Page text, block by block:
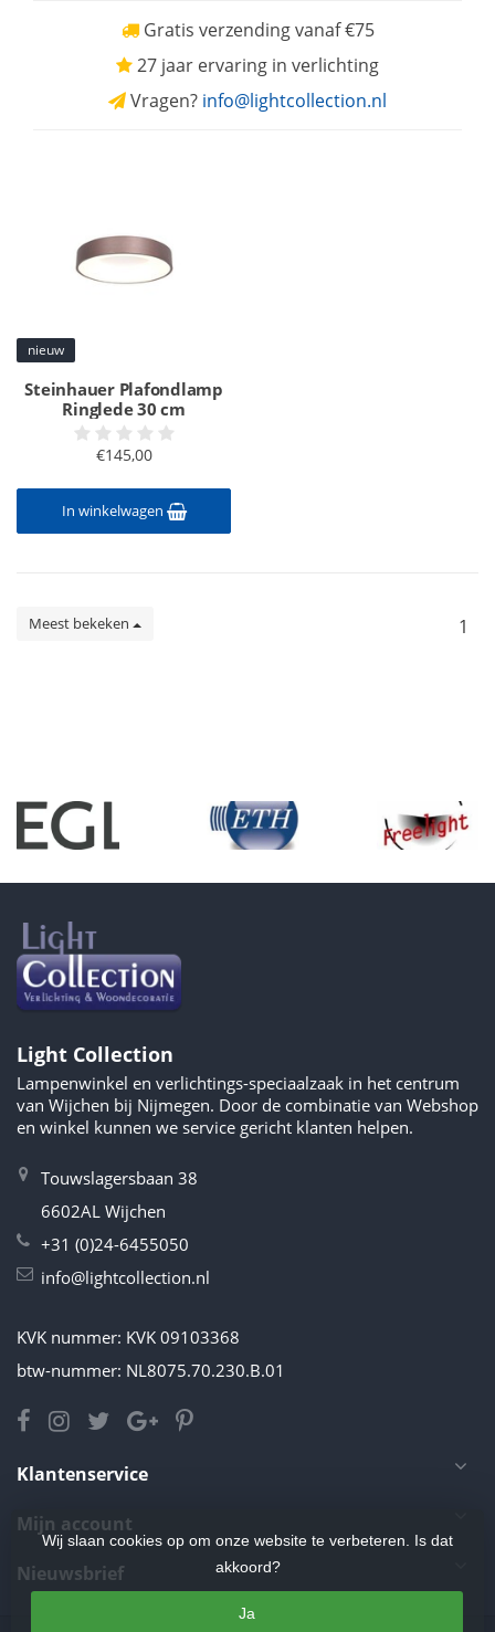
Gratis verzending vanaf €75
27 jaar ervaring in verlichting
Vragen? info@lightcollection.nl
nieuw
Steinhauer Plafondlamp
Ringlede 30 cm
€145,00
In winkelwagen
Meest bekeken 1
Light Collection
Lampenwinkel en verlichtings-speciaalzaak in het centrum
van Wijchen bij Nijmegen. Door de combinatie van Webshop
en winkel kunnen we service gericht klanten helpen.
Touwslagersbaan 38
6602AL Wijchen
+31 (0)24-6455050
info@lightcollection.nl
KVK nummer: KVK 09103368
btw-nummer: NL8075.70.230.B.01
Klantenservice
Mijn account
Nieuwsbrief
Wij slaan cookies op om onze website te verbeteren. Is dat
akkoord?
Ja